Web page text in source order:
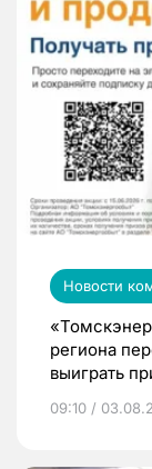
Новости
региона
выиграть
09:10 /